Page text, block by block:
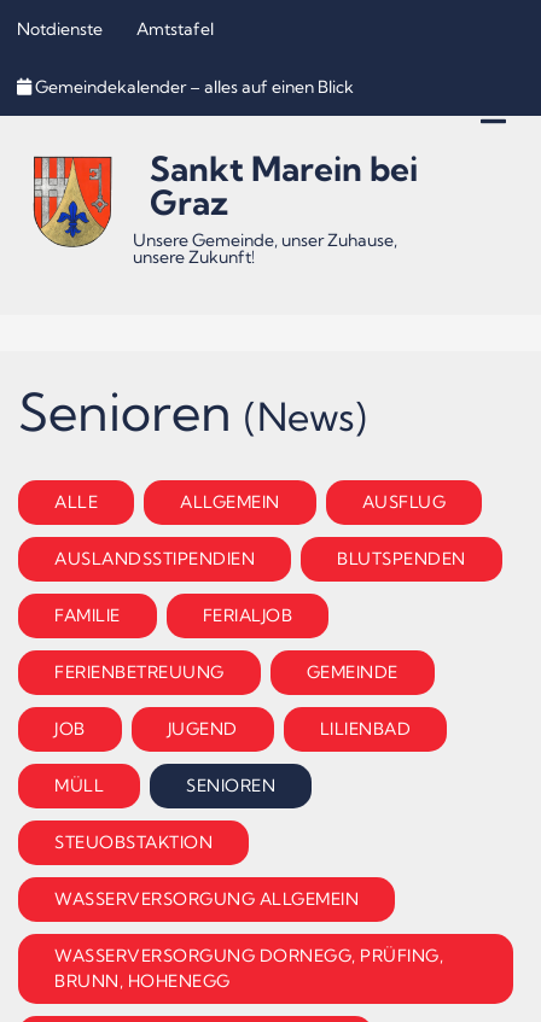
(Accesskey
(Accesskey
2)
(Accesskey
3)
Notdienste Amtstafel
Gemeindekalender – alles auf einen Blick
Sankt Marein bei
Graz
Unsere Gemeinde, unser Zuhause,
unsere Zukunft!
Senioren (News)
ALLE ALLGEMEIN AUSFLUG
AUSLANDSSTIPENDIEN BLUTSPENDEN
FAMILIE FERIALJOB
FERIENBETREUUNG GEMEINDE
JOB JUGEND LILIENBAD
MÜLL SENIOREN
STEUOBSTAKTION
WASSERVERSORGUNG ALLGEMEIN
WASSERVERSORGUNG DORNEGG, PRÜFING,
BRUNN, HOHENEGG